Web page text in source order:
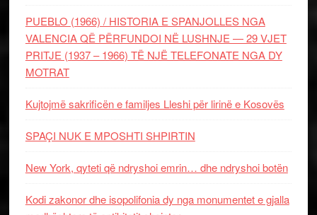
PUEBLO (1966) / HISTORIA E SPANJOLLES NGA
VALENCIA QË PËRFUNDOI NË LUSHNJE — 29 VJET
PRITJE (1937 – 1966) TË NJË TELEFONATE NGA DY
MOTRAT
Kujtojmë sakrificën e familjes Lleshi për lirinë e Kosovës
SPAÇI NUK E MPOSHTI SHPIRTIN
New York, qyteti që ndryshoi emrin… dhe ndryshoi botën
Kodi zakonor dhe isopolifonia dy nga monumentet e gjalla